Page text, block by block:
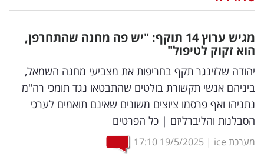
דיגיטל
וטק
שיווק
ופרסום
משפט
מגיש ערוץ 14 תוקף: "יש פה מחנה שהתחרפן,
הוא זקוק לטיפול"
יהודה שלזינגר תקף בחריפות את מצביעי מחנה השמאל,
ביניהם אנשי תקשורת בולטים שהתבטאו נגד תומכי רה"מ
נתניהו ואף פרסמו ציוצים משונים שאינם תואמים לערכי
הסבלנות והליברליזם | כל הפרטים
מערכת ice |
19/5/2025
17:10